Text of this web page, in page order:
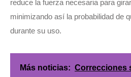
reduce la fuerza necesaria para
minimizando así la probabilidad de
durante su uso.
Más noticias: Correcciones